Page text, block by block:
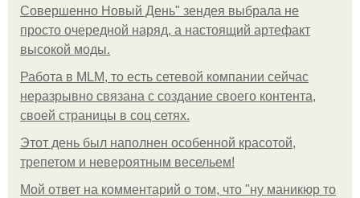
Совершенно Новый День" зендея выбрала не
просто очередной наряд, а настоящий артефакт
высокой моды.
Работа в MLM, то есть сетевой компании сейчас
неразрывно связана с создание своего контента,
своей страницы в соц сетях.
Этот день был наполнен особенной красотой,
трепетом и невероятным весельем!
Мой ответ на комментарий о том, что "ну маникюр то